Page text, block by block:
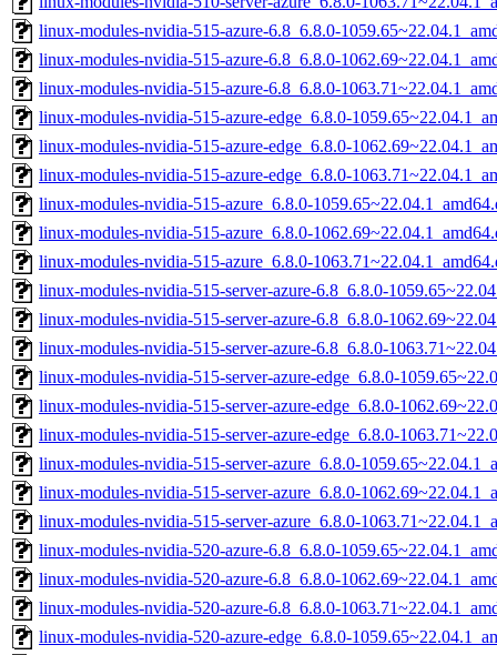
linux-modules-nvidia-515-azure-6.8_6.8.0-
linux-modules-nvidia-515-azure-6.8_6.8.0-
linux-modules-nvidia-515-azure-6.8_6.8.0-
linux-modules-nvidia-515-azure-edge_6.8.0-
linux-modules-nvidia-515-azure-edge_6.8.0-
linux-modules-nvidia-515-azure-edge_6.8.0-
linux-modules-nvidia-515-azure_6.8.0-
linux-modules-nvidia-515-azure_6.8.0-
linux-modules-nvidia-515-azure_6.8.0-
linux-modules-nvidia-515-server-azure-6.8_6.8.0-
linux-modules-nvidia-515-server-azure-6.8_6.8.0-
linux-modules-nvidia-515-server-azure-6.8_6.8.0-
linux-modules-nvidia-515-server-azure-edge_6.8.0-
linux-modules-nvidia-515-server-azure-edge_6.8.0-
linux-modules-nvidia-515-server-azure-edge_6.8.0-
linux-modules-nvidia-515-server-azure_6.8.0-
linux-modules-nvidia-515-server-azure_6.8.0-
linux-modules-nvidia-515-server-azure_6.8.0-
linux-modules-nvidia-520-azure-6.8_6.8.0-
linux-modules-nvidia-520-azure-6.8_6.8.0-
linux-modules-nvidia-520-azure-6.8_6.8.0-
linux-modules-nvidia-520-azure-edge_6.8.0-